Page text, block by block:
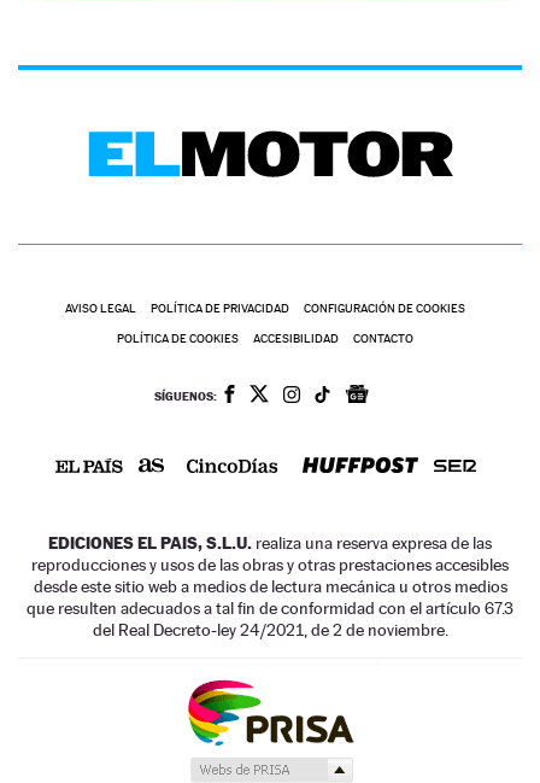
AVISO LEGAL POLÍTICA DE PRIVACIDAD CONFIGURACIÓN DE COOKIES
POLÍTICA DE COOKIES ACCESIBILIDAD CONTACTO
SÍGUENOS:
EDICIONES EL PAIS, S.L.U. realiza una reserva expresa de las
reproducciones y usos de las obras y otras prestaciones accesibles
desde este sitio web a medios de lectura mecánica u otros medios
que resulten adecuados a tal fin de conformidad con el artículo 67.3
del Real Decreto-ley 24/2021, de 2 de noviembre.